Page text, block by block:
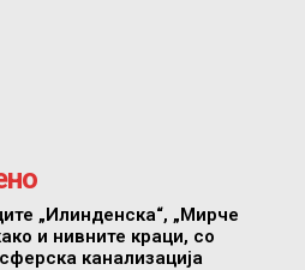
„Илинденска“, „Мирче
и нивните краци, со
канализација